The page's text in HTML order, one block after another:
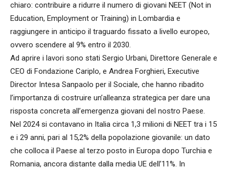
chiaro: contribuire a ridurre il numero di giovani NEET (Not in
Education, Employment or Training) in Lombardia e
raggiungere in anticipo il traguardo fissato a livello europeo,
ovvero scendere al 9% entro il 2030.
Ad aprire i lavori sono stati Sergio Urbani, Direttore Generale e
CEO di Fondazione Cariplo, e Andrea Forghieri, Executive
Director Intesa Sanpaolo per il Sociale, che hanno ribadito
l’importanza di costruire un’alleanza strategica per dare una
risposta concreta all’emergenza giovani del nostro Paese.
Nel 2024 si contavano in Italia circa 1,3 milioni di NEET tra i 15
e i 29 anni, pari al 15,2% della popolazione giovanile: un dato
che colloca il Paese al terzo posto in Europa dopo Turchia e
Romania, ancora distante dalla media UE dell’11%. In